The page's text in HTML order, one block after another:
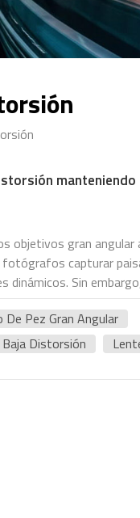
manteniendo
objetivos gran angular
capturar
dinámicos. Sin
la imagen puede ser
de barril o distorsión
las líneas rectas y
En esta guía,
garantizar una baja
De Pez Gran Angular
Distorsión